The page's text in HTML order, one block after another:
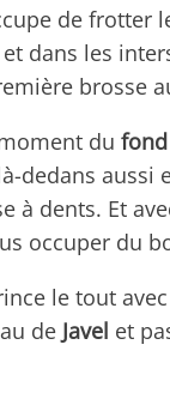
de frotter
dans les
brosse
du
dedans aussi
à dents. Et
occuper du
le tout
de Javel et